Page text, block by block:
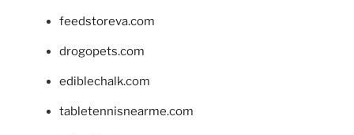
feedstoreva.com
drogopets.com
ediblechalk.com
tabletennisnearme.com